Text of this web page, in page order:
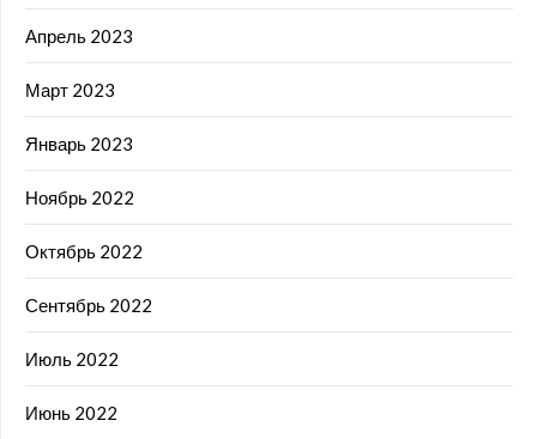
Апрель 2023
Март 2023
Январь 2023
Ноябрь 2022
Октябрь 2022
Сентябрь 2022
Июль 2022
Июнь 2022